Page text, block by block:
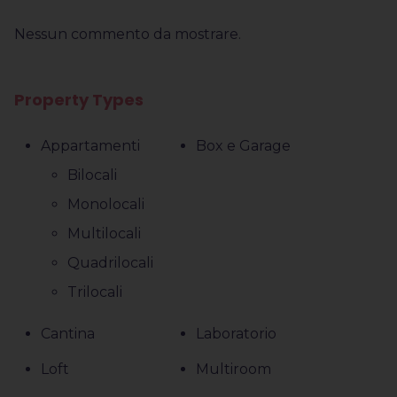
Nessun commento da mostrare.
Property Types
Appartamenti
Bilocali
Monolocali
Multilocali
Quadrilocali
Trilocali
Box e Garage
Cantina Laboratorio
Loft Multiroom